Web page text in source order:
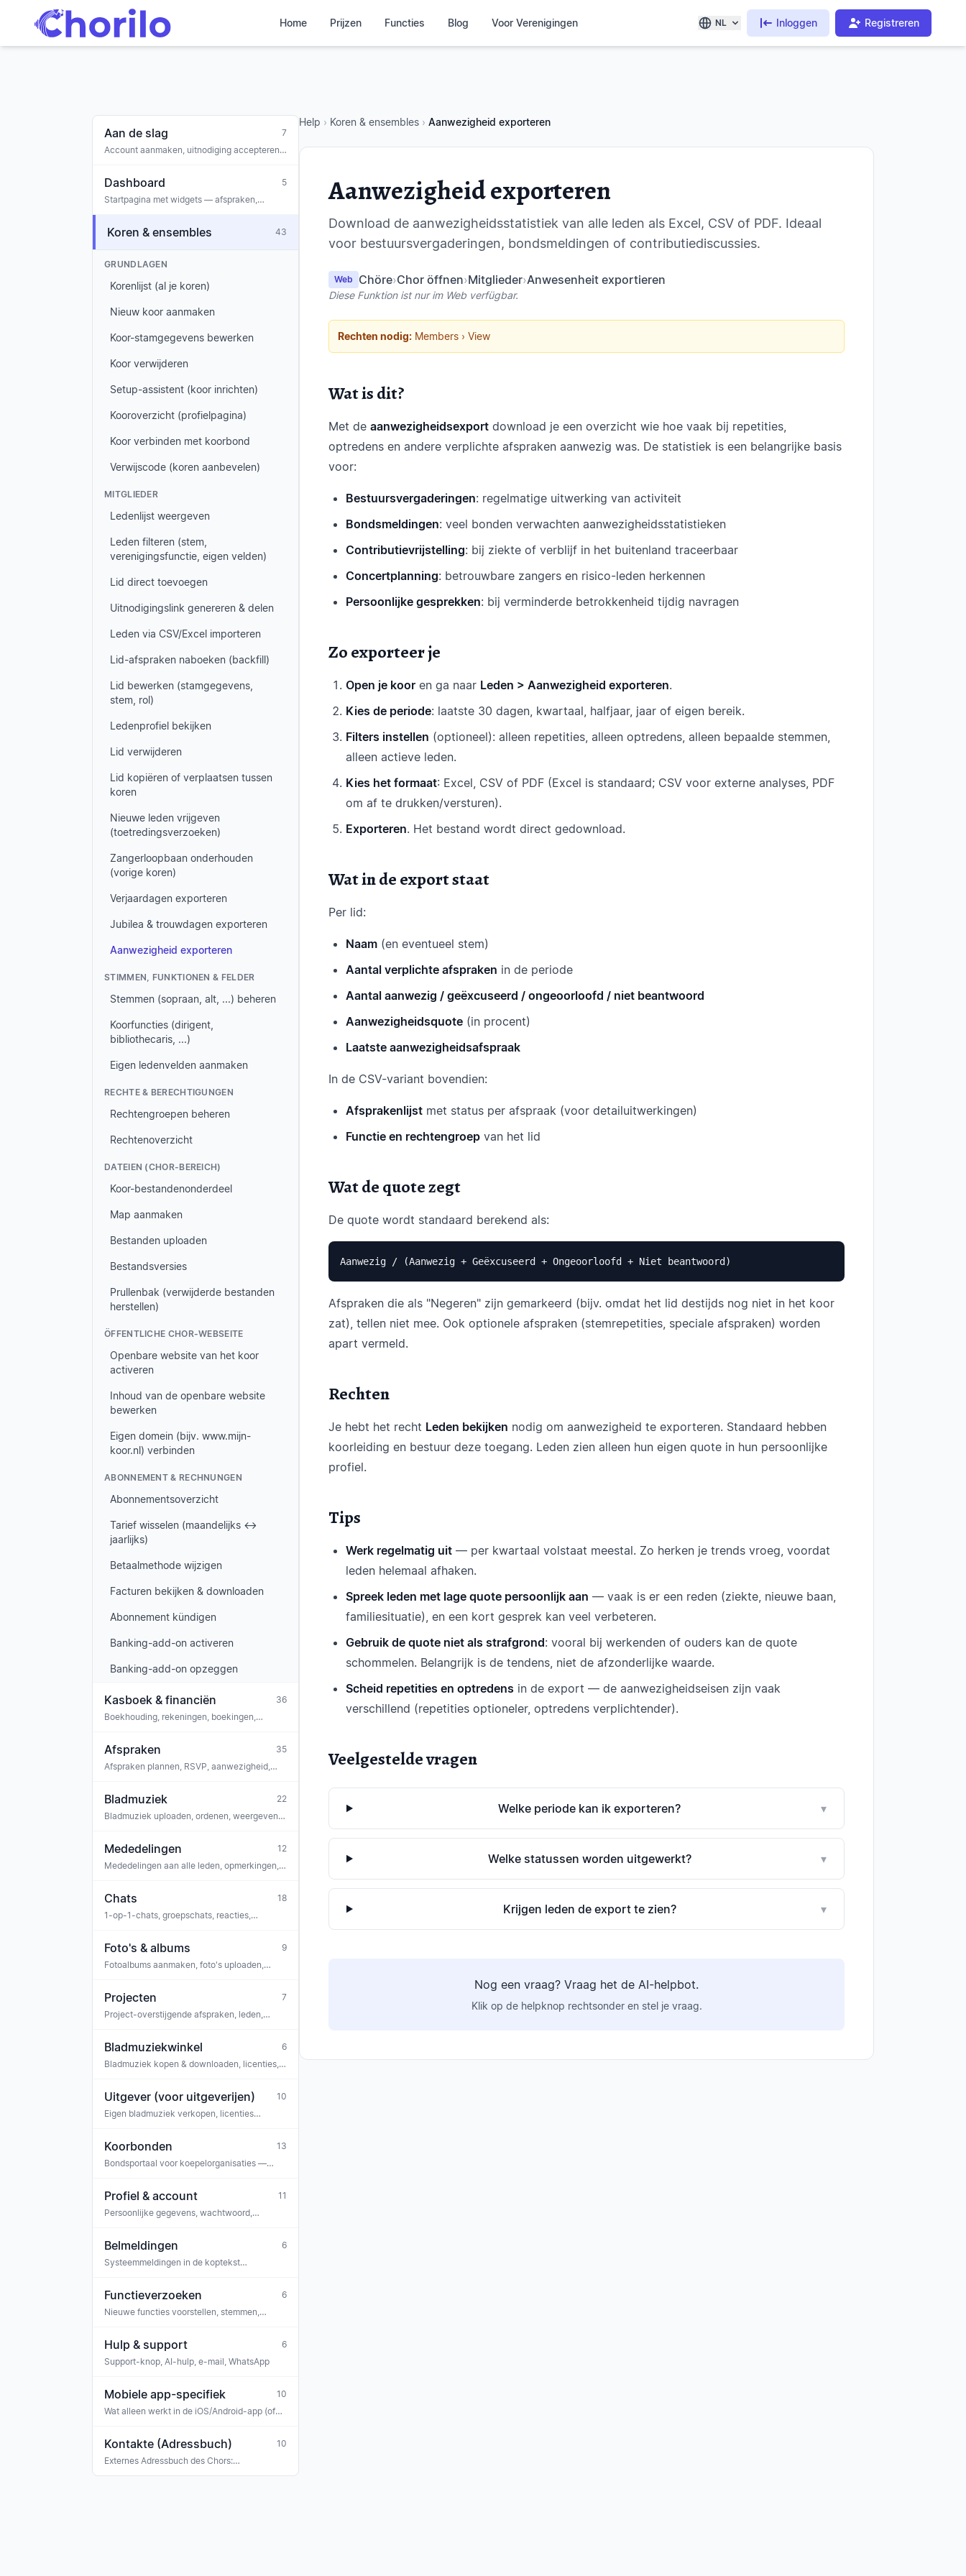
Home Prijzen Functies Blog Voor Verenigingen NL Inloggen Registreren
Aan de slag
7
Account aanmaken, uitnodiging accepteren,
Dashboard
5
Startpagina met widgets — afspraken,
Koren & ensembles 43
GRUNDLAGEN
Korenlijst (al je koren)
Nieuw koor aanmaken
Koor-stamgegevens bewerken
Koor verwijderen
Setup-assistent (koor inrichten)
Kooroverzicht (profielpagina)
Koor verbinden met koorbond
Verwijscode (koren aanbevelen)
MITGLIEDER
Ledenlijst weergeven
Leden filteren (stem,
verenigingsfunctie, eigen velden)
Lid direct toevoegen
Uitnodigingslink genereren & delen
Leden via CSV/Excel importeren
Lid-afspraken naboeken (backfill)
Lid bewerken (stamgegevens,
stem, rol)
Ledenprofiel bekijken
Lid verwijderen
Lid kopiëren of verplaatsen tussen
koren
Nieuwe leden vrijgeven
(toetredingsverzoeken)
Zangerloopbaan onderhouden
(vorige koren)
Verjaardagen exporteren
Jubilea & trouwdagen exporteren
Aanwezigheid exporteren
STIMMEN, FUNKTIONEN & FELDER
Stemmen (sopraan, alt, ...) beheren
Koorfuncties (dirigent,
bibliothecaris, ...)
Eigen ledenvelden aanmaken
RECHTE & BERECHTIGUNGEN
Rechtengroepen beheren
Rechtenoverzicht
DATEIEN (CHOR-BEREICH)
Koor-bestandenonderdeel
Map aanmaken
Bestanden uploaden
Bestandsversies
Prullenbak (verwijderde bestanden
herstellen)
ÖFFENTLICHE CHOR-WEBSEITE
Openbare website van het koor
activeren
Inhoud van de openbare website
bewerken
Eigen domein (bijv. www.mijn-
koor.nl) verbinden
ABONNEMENT & RECHNUNGEN
Abonnementsoverzicht
Tarief wisselen (maandelijks ↔
jaarlijks)
Betaalmethode wijzigen
Facturen bekijken & downloaden
Abonnement kündigen
Banking-add-on activeren
Banking-add-on opzeggen
Kasboek & financiën
36
Boekhouding, rekeningen, boekingen,
Afspraken
35
Afspraken plannen, RSVP, aanwezigheid,
Bladmuziek
22
Bladmuziek uploaden, ordenen, weergeven,
Mededelingen
12
Mededelingen aan alle leden, opmerkingen,
Chats
18
1-op-1-chats, groepschats, reacties,
Foto's & albums
9
Fotoalbums aanmaken, foto's uploaden,
Projecten
7
Project-overstijgende afspraken, leden,
Bladmuziekwinkel
6
Bladmuziek kopen & downloaden, licenties,
Uitgever (voor uitgeverijen)
10
Eigen bladmuziek verkopen, licenties
Koorbonden
13
Bondsportaal voor koepelorganisaties —
Profiel & account
11
Persoonlijke gegevens, wachtwoord,
Belmeldingen
6
Systeemmeldingen in de koptekst
Functieverzoeken
6
Nieuwe functies voorstellen, stemmen,
Hulp & support
6
Support-knop, AI-hulp, e-mail, WhatsApp
Mobiele app-specifiek
10
Wat alleen werkt in de iOS/Android-app (of
Kontakte (Adressbuch)
10
Externes Adressbuch des Chors:
Help › Koren & ensembles › Aanwezigheid exporteren
Aanwezigheid exporteren
Download de aanwezigheidsstatistiek van alle leden als Excel, CSV of PDF. Ideaal
voor bestuursvergaderingen, bondsmeldingen of contributiediscussies.
Web Chöre›Chor öffnen›Mitglieder›Anwesenheit exportieren
Diese Funktion ist nur im Web verfügbar.
Rechten nodig: Members › View
Wat is dit?
Met de aanwezigheidsexport download je een overzicht wie hoe vaak bij repetities,
optredens en andere verplichte afspraken aanwezig was. De statistiek is een belangrijke basis
voor:
Bestuursvergaderingen: regelmatige uitwerking van activiteit
Bondsmeldingen: veel bonden verwachten aanwezigheidsstatistieken
Contributievrijstelling: bij ziekte of verblijf in het buitenland traceerbaar
Concertplanning: betrouwbare zangers en risico-leden herkennen
Persoonlijke gesprekken: bij verminderde betrokkenheid tijdig navragen
Zo exporteer je
Open je koor en ga naar Leden > Aanwezigheid exporteren.
Kies de periode: laatste 30 dagen, kwartaal, halfjaar, jaar of eigen bereik.
Filters instellen (optioneel): alleen repetities, alleen optredens, alleen bepaalde stemmen,
alleen actieve leden.
Kies het formaat: Excel, CSV of PDF (Excel is standaard; CSV voor externe analyses, PDF
om af te drukken/versturen).
Exporteren. Het bestand wordt direct gedownload.
Wat in de export staat
Per lid:
Naam (en eventueel stem)
Aantal verplichte afspraken in de periode
Aantal aanwezig / geëxcuseerd / ongeoorloofd / niet beantwoord
Aanwezigheidsquote (in procent)
Laatste aanwezigheidsafspraak
In de CSV-variant bovendien:
Afsprakenlijst met status per afspraak (voor detailuitwerkingen)
Functie en rechtengroep van het lid
Wat de quote zegt
De quote wordt standaard berekend als:
Afspraken die als "Negeren" zijn gemarkeerd (bijv. omdat het lid destijds nog niet in het koor
zat), tellen niet mee. Ook optionele afspraken (stemrepetities, speciale afspraken) worden
apart vermeld.
Rechten
Je hebt het recht Leden bekijken nodig om aanwezigheid te exporteren. Standaard hebben
koorleiding en bestuur deze toegang. Leden zien alleen hun eigen quote in hun persoonlijke
profiel.
Tips
Werk regelmatig uit — per kwartaal volstaat meestal. Zo herken je trends vroeg, voordat
leden helemaal afhaken.
Spreek leden met lage quote persoonlijk aan — vaak is er een reden (ziekte, nieuwe baan,
familiesituatie), en een kort gesprek kan veel verbeteren.
Gebruik de quote niet als strafgrond: vooral bij werkenden of ouders kan de quote
schommelen. Belangrijk is de tendens, niet de afzonderlijke waarde.
Scheid repetities en optredens in de export — de aanwezigheidseisen zijn vaak
verschillend (repetities optioneler, optredens verplichtender).
Veelgestelde vragen
Welke periode kan ik exporteren? ▾
Welke statussen worden uitgewerkt? ▾
Krijgen leden de export te zien? ▾
Nog een vraag? Vraag het de AI-helpbot.
Klik op de helpknop rechtsonder en stel je vraag.